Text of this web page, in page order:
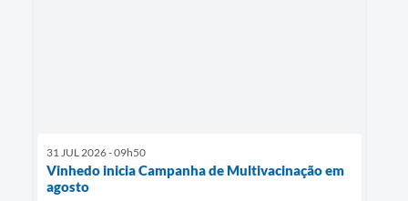
31 JUL 2026 - 09h50
Vinhedo inicia Campanha de Multivacinação em
agosto